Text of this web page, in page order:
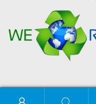
Ieškoti: